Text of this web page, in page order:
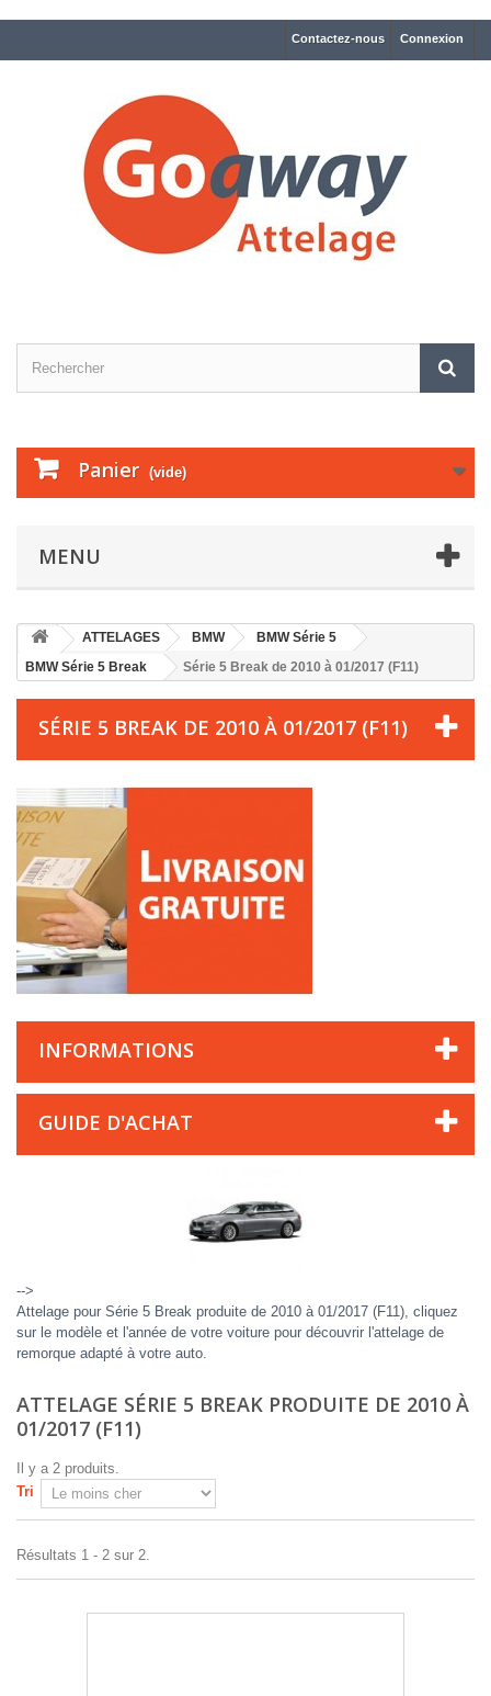
Connexion
Contactez-nous
Panier (vide)
MENU
ATTELAGES BMW
BMW Série 5
BMW Série 5 Break
Série 5 Break de 2010 à 01/2017 (F11)
SÉRIE 5 BREAK DE 2010 À 01/2017 (F11)
INFORMATIONS
GUIDE D'ACHAT
-->
Attelage pour Série 5 Break produite de 2010 à 01/2017 (F11), cliquez
sur le modèle et l'année de votre voiture pour découvrir l'attelage de
remorque adapté à votre auto.
ATTELAGE SÉRIE 5 BREAK PRODUITE DE 2010 À
01/2017 (F11)
Il y a 2 produits.
Tri
Résultats 1 - 2 sur 2.